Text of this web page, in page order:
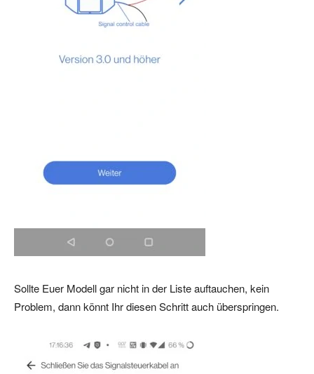
Sollte Euer Modell gar nicht in der Liste auftauchen, kein
Problem, dann könnt Ihr diesen Schritt auch überspringen.